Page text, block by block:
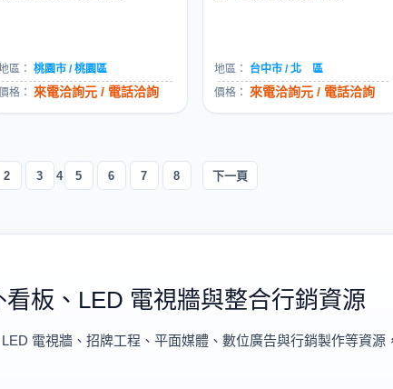
區： 桃園市 / 桃園區
格： 來電洽詢元 / 電話洽詢
地區：
台中市 / 北 區
價格： 來電洽詢元 / 電話洽詢
2 3 4 5 6 7 8 下一頁
板、LED 電視牆與整合行銷資源
電視牆、招牌工程、平面媒體、數位廣告與行銷製作等資